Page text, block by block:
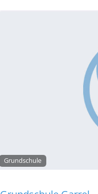
Grundschule